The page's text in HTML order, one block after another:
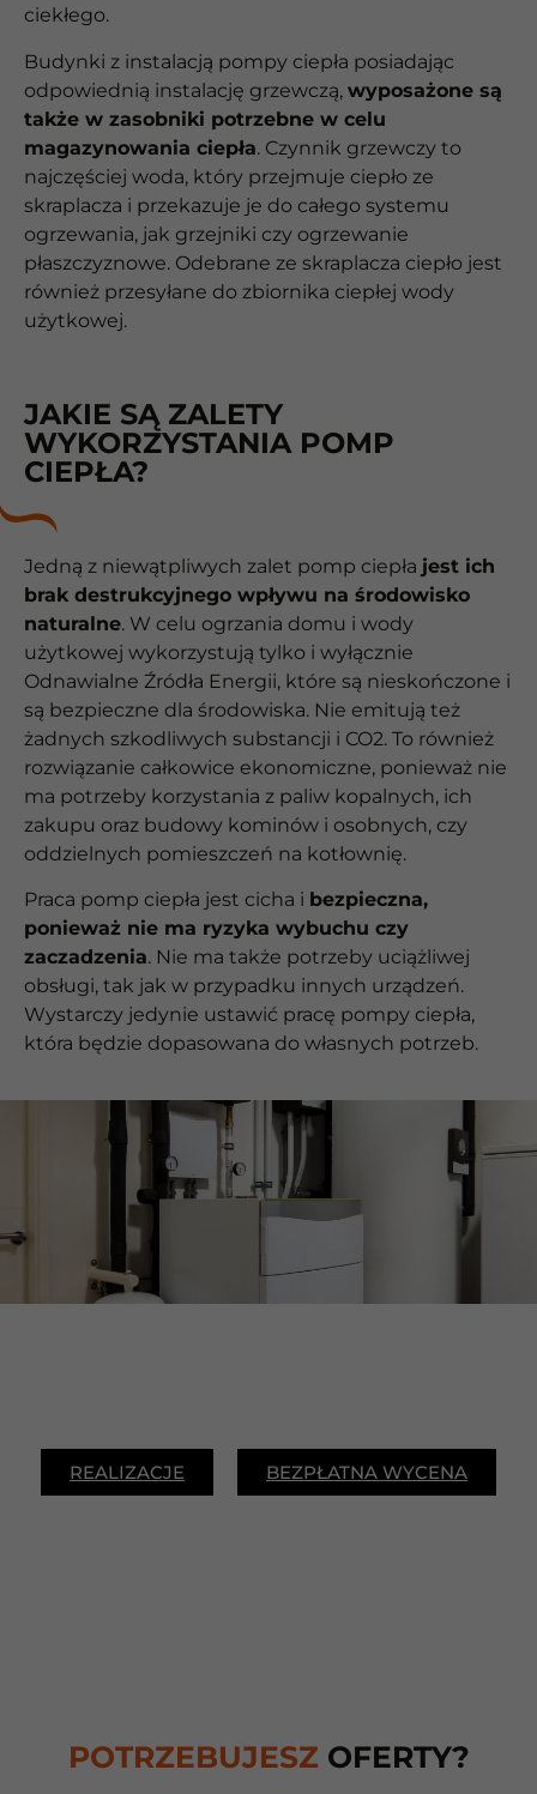
ciekłego.
Budynki z instalacją pompy ciepła posiadając
odpowiednią instalację grzewczą, wyposażone są
także w zasobniki potrzebne w celu
magazynowania ciepła. Czynnik grzewczy to
najczęściej woda, który przejmuje ciepło ze
skraplacza i przekazuje je do całego systemu
ogrzewania, jak grzejniki czy ogrzewanie
płaszczyznowe. Odebrane ze skraplacza ciepło jest
również przesyłane do zbiornika ciepłej wody
użytkowej.
JAKIE SĄ ZALETY
WYKORZYSTANIA POMP
CIEPŁA?
Jedną z niewątpliwych zalet pomp ciepła jest ich
brak destrukcyjnego wpływu na środowisko
naturalne. W celu ogrzania domu i wody
użytkowej wykorzystują tylko i wyłącznie
Odnawialne Źródła Energii, które są nieskończone i
są bezpieczne dla środowiska. Nie emitują też
żadnych szkodliwych substancji i CO2. To również
rozwiązanie całkowice ekonomiczne, ponieważ nie
ma potrzeby korzystania z paliw kopalnych, ich
zakupu oraz budowy kominów i osobnych, czy
oddzielnych pomieszczeń na kotłownię.
Praca pomp ciepła jest cicha i bezpieczna,
ponieważ nie ma ryzyka wybuchu czy
zaczadzenia. Nie ma także potrzeby uciążliwej
obsługi, tak jak w przypadku innych urządzeń.
Wystarczy jedynie ustawić pracę pompy ciepła,
która będzie dopasowana do własnych potrzeb.
REALIZACJE BEZPŁATNA WYCENA
POTRZEBUJESZ OFERTY?